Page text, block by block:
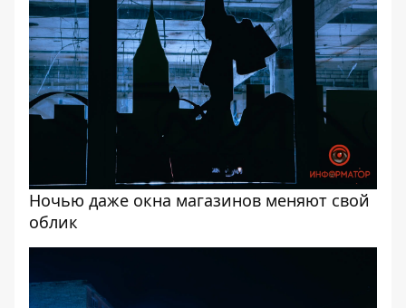
Ночью даже окна магазинов меняют свой
облик